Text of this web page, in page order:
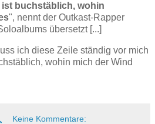
ist buchstäblich, wohin
", nennt der Outkast-Rapper
übersetzt [...]
ich diese Zeile ständig vor mich
wohin mich der Wind
Keine Kommentare: